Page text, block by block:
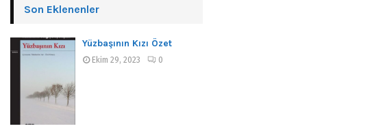
Son Eklenenler
Yüzbaşının Kızı Özet
Ekim 29, 2023 0